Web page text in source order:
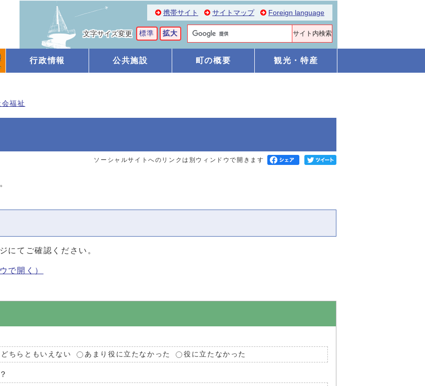
携帯サイト サイトマップ Foreign language
文字サイズ変更 標準 拡大
行政情報 公共施設 町の概要 観光・特産
会福祉
ソーシャルサイトへのリンクは別ウィンドウで開きます
にてご確認ください。
で開く）
どちらともいえない あまり役に立たなかった 役に立たなかった